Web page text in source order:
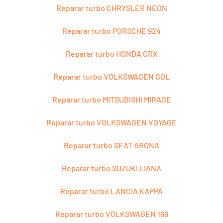
Reparar turbo CHRYSLER NEON
Reparar turbo PORSCHE 924
Reparar turbo HONDA CRX
Reparar turbo VOLKSWAGEN GOL
Reparar turbo MITSUBISHI MIRAGE
Reparar turbo VOLKSWAGEN VOYAGE
Reparar turbo SEAT ARONA
Reparar turbo SUZUKI LIANA
Reparar turbo LANCIA KAPPA
Reparar turbo VOLKSWAGEN 166